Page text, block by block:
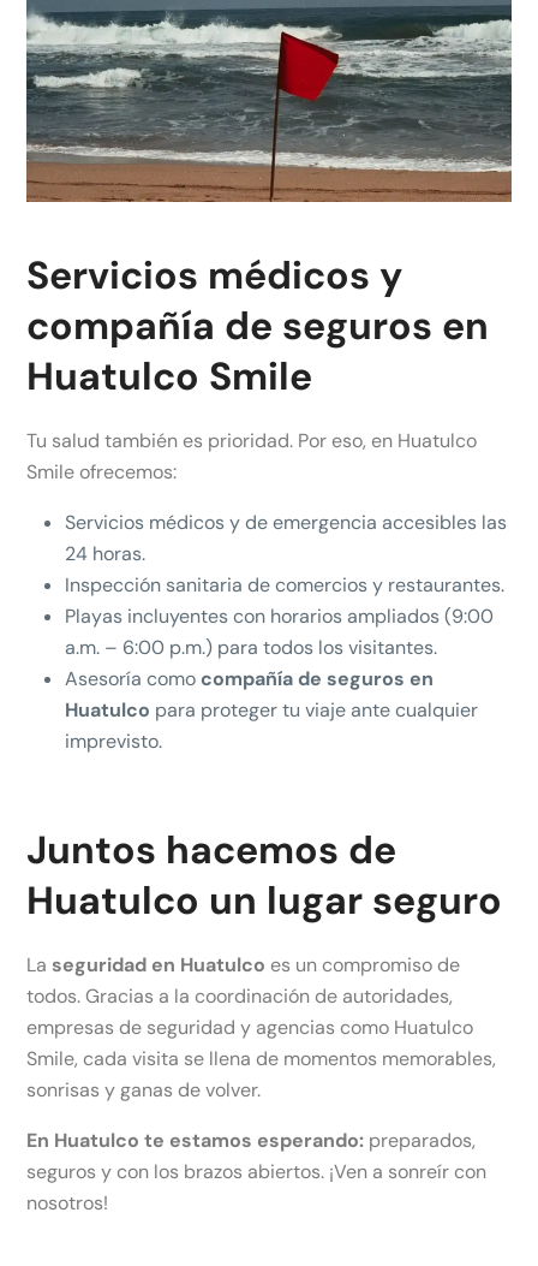
Servicios médicos y
compañía de seguros en
Huatulco Smile
Tu salud también es prioridad. Por eso, en Huatulco
Smile ofrecemos:
Servicios médicos y de emergencia accesibles las
24 horas.
Inspección sanitaria de comercios y restaurantes.
Playas incluyentes con horarios ampliados (9:00
a.m. – 6:00 p.m.) para todos los visitantes.
Asesoría como compañía de seguros en
Huatulco para proteger tu viaje ante cualquier
imprevisto.
Juntos hacemos de
Huatulco un lugar seguro
La seguridad en Huatulco es un compromiso de
todos. Gracias a la coordinación de autoridades,
empresas de seguridad y agencias como Huatulco
Smile, cada visita se llena de momentos memorables,
sonrisas y ganas de volver.
En Huatulco te estamos esperando: preparados,
seguros y con los brazos abiertos. ¡Ven a sonreír con
nosotros!